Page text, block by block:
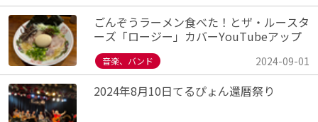
ごんぞうラーメン食べた！とザ・ルースタ
ーズ「ロージー」カバーYouTubeアップ
音楽、バンド 2024-09-01
2024年8月10日てるぴょん還暦祭り